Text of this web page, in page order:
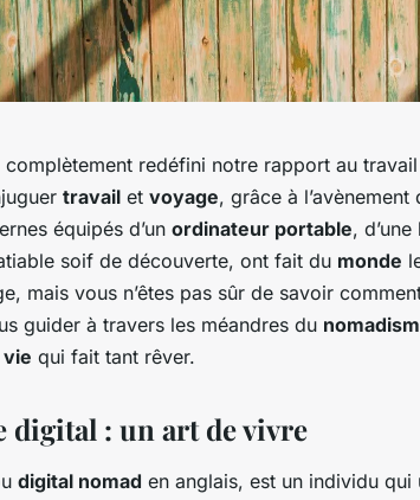
complètement redéfini notre rapport au
travail et voyage, grâce à l’avènement
équipés d’un ordinateur portable,
soif de découverte, ont fait du monde
mais vous n’êtes pas sûr de savoir
guider à travers les méandres du
vie qui fait tant rêver.
digital : un art de vivre
digital nomad en anglais, est un individu